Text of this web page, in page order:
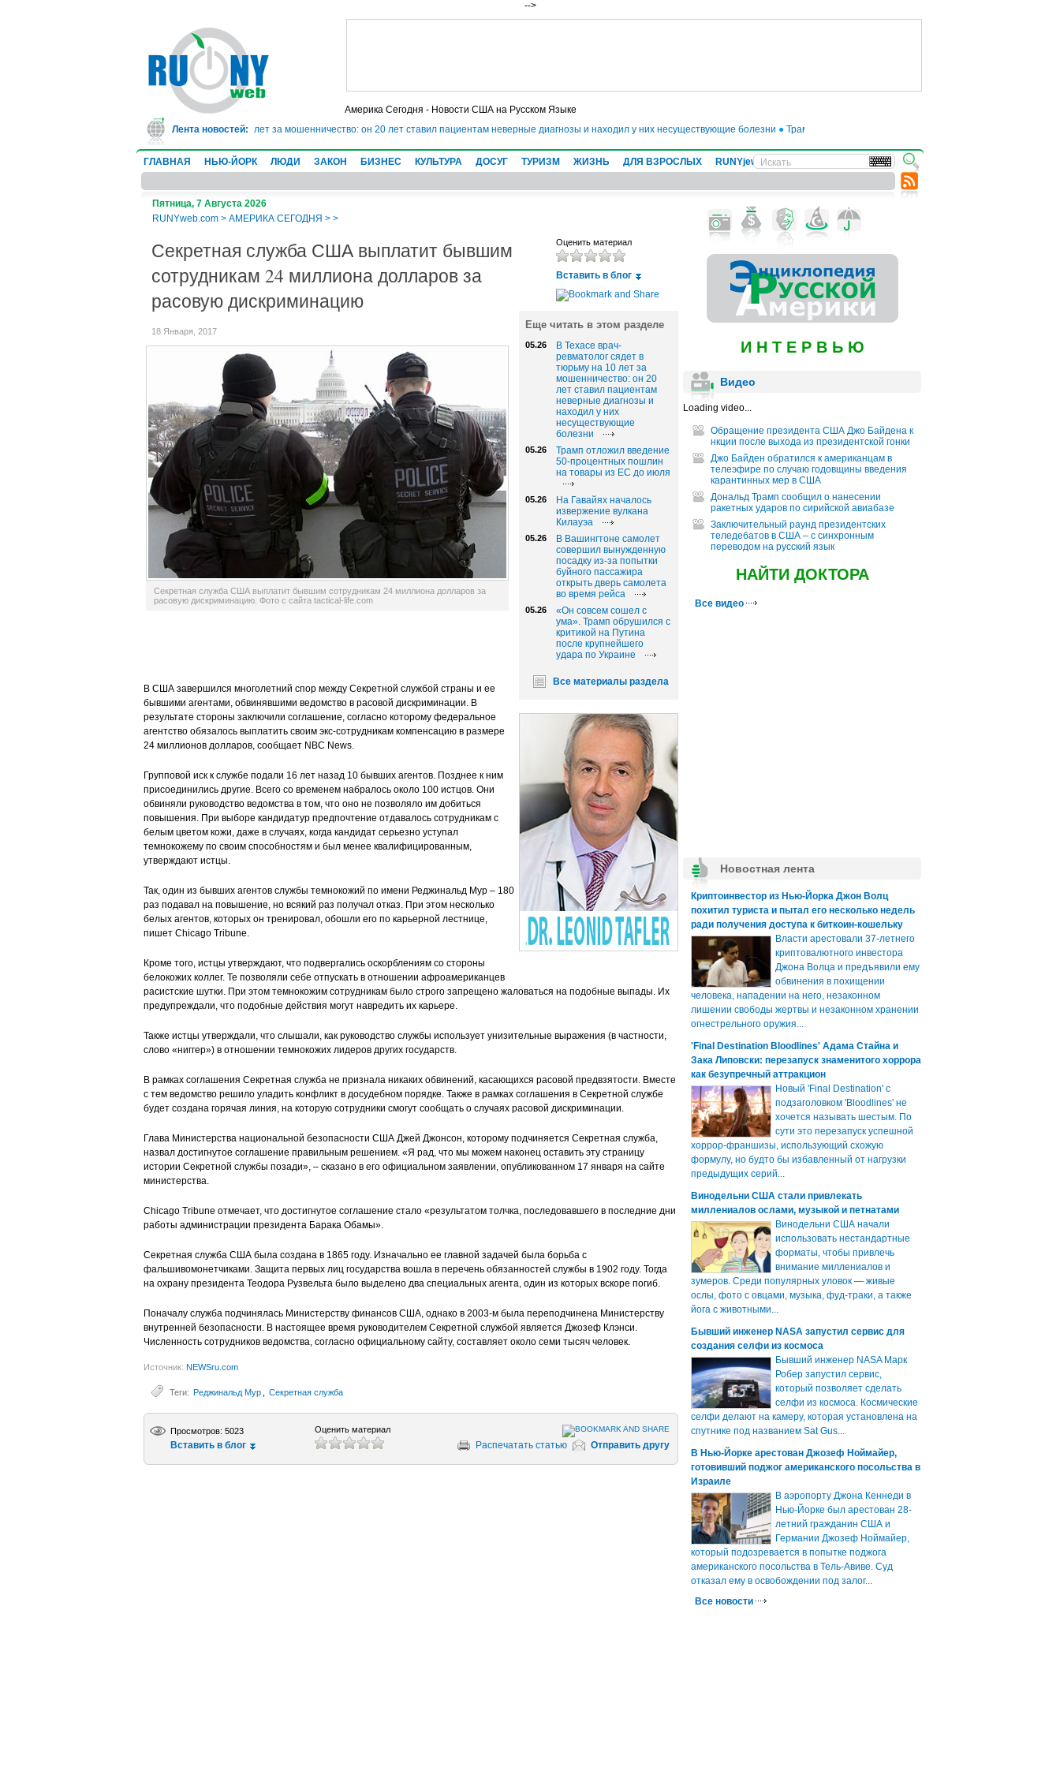
-->
Америка Сегодня - Новости США на Русском Языке
Лента новостей:
В Техасе врач-ревматолог сядет в тюрьму на 10 лет за мошенничество: он 20 лет ставил пациентам неверные диагнозы и находил у них несуществующие болезни● Трамп отложил введение 50-процентных пошлин на товары из
ГЛАВНАЯ НЬЮ-ЙОРК ЛЮДИ ЗАКОН БИЗНЕС КУЛЬТУРА ДОСУГ ТУРИЗМ ЖИЗНЬ ДЛЯ ВЗРОСЛЫХ RUNYjews ВЕСТИ ИЗ УКРАИНЫ
Пятница, 7 Августа 2026
RUNYweb.com > АМЕРИКА СЕГОДНЯ > >
Оценить материал
Вставить в блог
Еще читать в этом разделе
05.26
В Техасе врач-
ревматолог сядет в
тюрьму на 10 лет за
мошенничество: он 20
лет ставил пациентам
неверные диагнозы и
находил у них
несуществующие
болезни
05.26
Трамп отложил введение
50-процентных пошлин
на товары из ЕС до июля
05.26
На Гавайях началось
извержение вулкана
Килауэа
05.26
В Вашингтоне самолет
совершил вынужденную
посадку из-за попытки
буйного пассажира
открыть дверь самолета
во время рейса
05.26
«Он совсем сошел с
ума». Трамп обрушился с
критикой на Путина
после крупнейшего
удара по Украине
Все материалы раздела
Секретная служба США выплатит бывшим
сотрудникам 24 миллиона долларов за
расовую дискриминацию
18 Января, 2017
Секретная служба США выплатит бывшим сотрудникам 24 миллиона долларов за
расовую дискриминацию. Фото с сайта tactical-life.com
В США завершился многолетний спор между Секретной службой страны и ее
бывшими агентами, обвинявшими ведомство в расовой дискриминации. В
результате стороны заключили соглашение, согласно которому федеральное
агентство обязалось выплатить своим экс-сотрудникам компенсацию в размере
24 миллионов долларов, сообщает NBC News.
Групповой иск к службе подали 16 лет назад 10 бывших агентов. Позднее к ним
присоединились другие. Всего со временем набралось около 100 истцов. Они
обвиняли руководство ведомства в том, что оно не позволяло им добиться
повышения. При выборе кандидатур предпочтение отдавалось сотрудникам с
белым цветом кожи, даже в случаях, когда кандидат серьезно уступал
темнокожему по своим способностям и был менее квалифицированным,
утверждают истцы.
Так, один из бывших агентов службы темнокожий по имени Реджинальд Мур – 180
раз подавал на повышение, но всякий раз получал отказ. При этом несколько
белых агентов, которых он тренировал, обошли его по карьерной лестнице,
пишет Chicago Tribune.
Кроме того, истцы утверждают, что подвергались оскорблениям со стороны
белокожих коллег. Те позволяли себе отпускать в отношении афроамериканцев
расистские шутки. При этом темнокожим сотрудникам было строго запрещено жаловаться на подобные выпады. Их
предупреждали, что подобные действия могут навредить их карьере.
Также истцы утверждали, что слышали, как руководство службы использует унизительные выражения (в частности,
слово «ниггер») в отношении темнокожих лидеров других государств.
В рамках соглашения Секретная служба не признала никаких обвинений, касающихся расовой предвзятости. Вместе
с тем ведомство решило уладить конфликт в досудебном порядке. Также в рамках соглашения в Секретной службе
будет создана горячая линия, на которую сотрудники смогут сообщать о случаях расовой дискриминации.
Глава Министерства национальной безопасности США Джей Джонсон, которому подчиняется Секретная служба,
назвал достигнутое соглашение правильным решением. «Я рад, что мы можем наконец оставить эту страницу
истории Секретной службы позади», – сказано в его официальном заявлении, опубликованном 17 января на сайте
министерства.
Chicago Tribune отмечает, что достигнутое соглашение стало «результатом толчка, последовавшего в последние дни
работы администрации президента Барака Обамы».
Секретная служба США была создана в 1865 году. Изначально ее главной задачей была борьба с
фальшивомонетчиками. Защита первых лиц государства вошла в перечень обязанностей службы в 1902 году. Тогда
на охрану президента Теодора Рузвельта было выделено два специальных агента, один из которых вскоре погиб.
Поначалу служба подчинялась Министерству финансов США, однако в 2003-м была переподчинена Министерству
внутренней безопасности. В настоящее время руководителем Секретной службой является Джозеф Клэнси.
Численность сотрудников ведомства, согласно официальному сайту, составляет около семи тысяч человек.
Источник: NEWSru.com
Теги: Реджинальд Мур Секретная служба
Просмотров: 5023
Вставить в блог
Оценить материал
Распечатать статью Отправить другу
И Н Т Е Р В Ь Ю
Видео
Loading video...
Обращение президента США Джо Байдена к
нкции после выхода из президентской гонки
Джо Байден обратился к американцам в
телеэфире по случаю годовщины введения
карантинных мер в США
Дональд Трамп сообщил о нанесении
ракетных ударов по сирийской авиабазе
Заключительный раунд президентских
теледебатов в США – с синхронным
переводом на русский язык
НАЙТИ ДОКТОРА
Все видео
Новостная лента
Криптоинвестор из Нью-Йорка Джон Волц
похитил туриста и пытал его несколько недель
ради получения доступа к биткоин-кошельку
Власти арестовали 37-летнего
криптовалютного инвестора
Джона Волца и предъявили ему
обвинения в похищении
человека, нападении на него, незаконном
лишении свободы жертвы и незаконном хранении
огнестрельного оружия...
'Final Destination Bloodlines' Адама Стайна и
Зака Липовски: перезапуск знаменитого хоррора
как безупречный аттракцион
Новый 'Final Destination' с
подзаголовком 'Bloodlines' не
хочется называть шестым. По
сути это перезапуск успешной
хоррор-франшизы, использующий схожую
формулу, но будто бы избавленный от нагрузки
предыдущих серий...
Винодельни США стали привлекать
миллениалов ослами, музыкой и петнатами
Винодельни США начали
использовать нестандартные
форматы, чтобы привлечь
внимание миллениалов и
зумеров. Среди популярных уловок — живые
ослы, фото с овцами, музыка, фуд-траки, а также
йога с животными...
Бывший инженер NASA запустил сервис для
создания селфи из космоса
Бывший инженер NASA Марк
Робер запустил сервис,
который позволяет сделать
селфи из космоса. Космические
селфи делают на камеру, которая установлена на
спутнике под названием Sat Gus...
В Нью-Йорке арестован Джозеф Ноймайер,
готовивший поджог американского посольства в
Израиле
В аэропорту Джона Кеннеди в
Нью-Йорке был арестован 28-
летний гражданин США и
Германии Джозеф Ноймайер,
который подозревается в попытке поджога
американского посольства в Тель-Авиве. Суд
отказал ему в освобождении под залог...
Все новости